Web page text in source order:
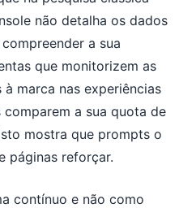
não detalha os dados
a sua
que monitorizem as
marca nas experiências
a sua quota de
mostra que prompts o
páginas reforçar.
contínuo e não como